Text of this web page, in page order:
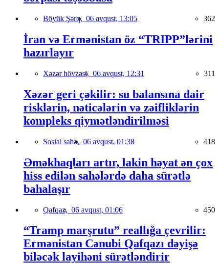
Böyük Şərq, 06 avqust, 13:05 362
İran və Ermənistan öz “TRIPP”lərini
hazırlayır
Xəzər hövzəsi, 06 avqust, 12:31 311
Xəzər geri çəkilir: su balansına dair
risklərin, nəticələrin və zəifliklərin
kompleks qiymətləndirilməsi
Sosial sahə, 06 avqust, 01:38 418
Əməkhaqları artır, lakin həyat ən çox
hiss edilən sahələrdə daha sürətlə
bahalaşır
Qafqaz, 06 avqust, 01:06 450
“Tramp marşrutu” reallığa çevrilir:
Ermənistan Cənubi Qafqazı dəyişə
biləcək layihəni sürətləndirir